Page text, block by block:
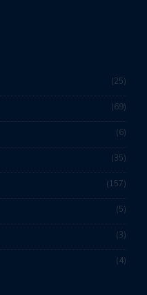
25
69
6
35
157
5
3
4